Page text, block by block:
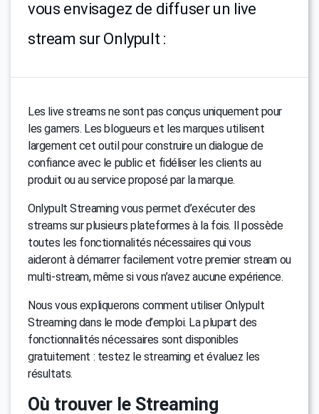
vous envisagez de diffuser un live
stream sur Onlypult :
Les live streams ne sont pas conçus uniquement pour
les gamers. Les blogueurs et les marques utilisent
largement cet outil pour construire un dialogue de
confiance avec le public et fidéliser les clients au
produit ou au service proposé par la marque.
Onlypult Streaming vous permet d’exécuter des
streams sur plusieurs plateformes à la fois. Il possède
toutes les fonctionnalités nécessaires qui vous
aideront à démarrer facilement votre premier stream ou
multi-stream, même si vous n’avez aucune expérience.
Nous vous expliquerons comment utiliser Onlypult
Streaming dans le mode d’emploi. La plupart des
fonctionnalités nécessaires sont disponibles
gratuitement : testez le streaming et évaluez les
résultats.
Où trouver le Streaming